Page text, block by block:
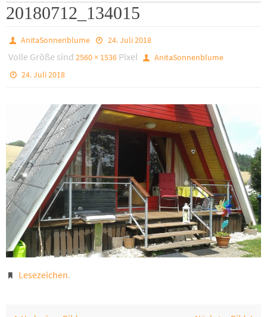
20180712_134015
AnitaSonnenblume 24. Juli 2018
Volle Größe sind 2560 × 1536 Pixel
AnitaSonnenblume
24. Juli 2018
Lesezeichen.